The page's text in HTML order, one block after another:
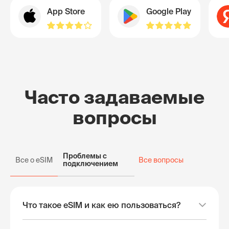
App Store Google Play
Часто задаваемые
вопросы
Все о eSIM
Проблемы с
подключением
Все вопросы
Что такое eSIM и как ею пользоваться?